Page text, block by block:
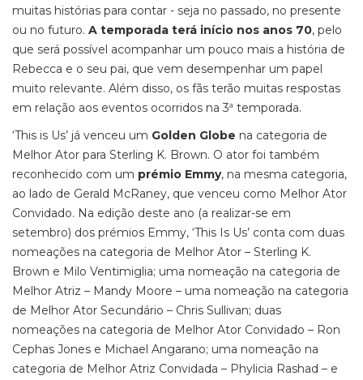
muitas histórias para contar - seja no passado, no presente
ou no futuro. A temporada terá início nos anos 70, pelo
que será possível acompanhar um pouco mais a história de
Rebecca e o seu pai, que vem desempenhar um papel
muito relevante. Além disso, os fãs terão muitas respostas
em relação aos eventos ocorridos na 3ª temporada.
‘This is Us’ já venceu um Golden Globe na categoria de
Melhor Ator para Sterling K. Brown. O ator foi também
reconhecido com um prémio Emmy, na mesma categoria,
ao lado de Gerald McRaney, que venceu como Melhor Ator
Convidado. Na edição deste ano (a realizar-se em
setembro) dos prémios Emmy, ‘This Is Us’ conta com duas
nomeações na categoria de Melhor Ator – Sterling K.
Brown e Milo Ventimiglia; uma nomeação na categoria de
Melhor Atriz – Mandy Moore – uma nomeação na categoria
de Melhor Ator Secundário – Chris Sullivan; duas
nomeações na categoria de Melhor Ator Convidado – Ron
Cephas Jones e Michael Angarano; uma nomeação na
categoria de Melhor Atriz Convidada – Phylicia Rashad – e